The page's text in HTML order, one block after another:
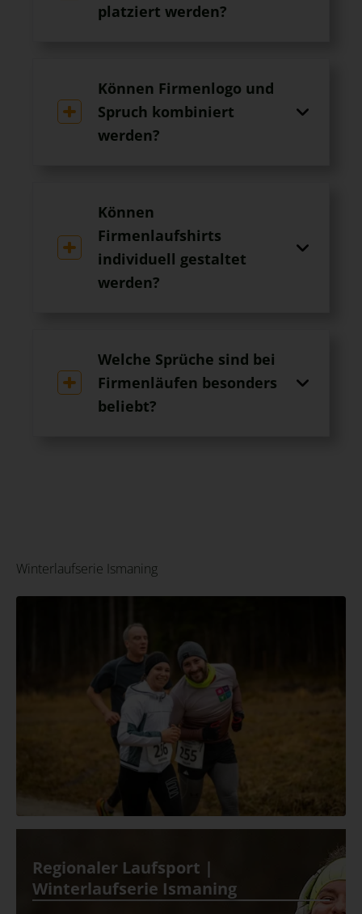
platziert werden?
Können Firmenlogo und
Spruch kombiniert
werden?
Können
Firmenlaufshirts
individuell gestaltet
werden?
Welche Sprüche sind bei
Firmenläufen besonders
beliebt?
Winterlaufserie Ismaning
Regionaler Laufsport |
Winterlaufserie Ismaning